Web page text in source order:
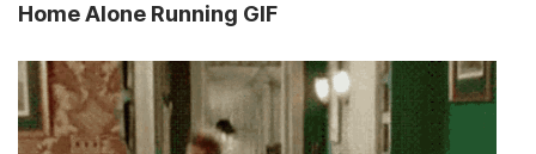
Home Alone Running GIF